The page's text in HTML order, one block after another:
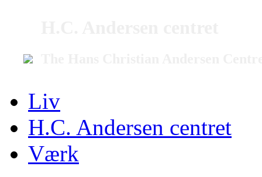
Liv
H.C. Andersen centret
Værk